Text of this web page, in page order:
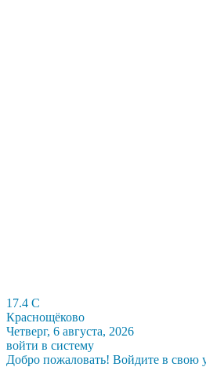
17.4 C
Краснощёково
Четверг, 6 августа, 2026
войти в систему
Добро пожаловать! Войдите в свою